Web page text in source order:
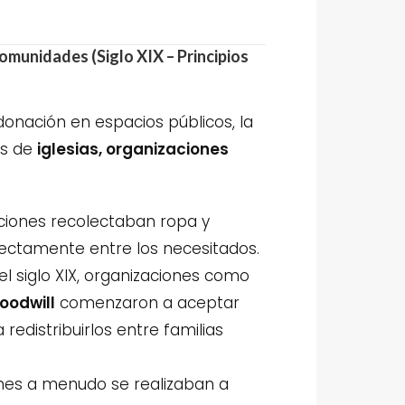
(Siglo XIX – Principios
en espacios públicos, la
de iglesias, organizaciones
recolectaban ropa y
entre los necesitados.
siglo XIX, organizaciones como
comenzaron a aceptar
entre familias
a menudo se realizaban a